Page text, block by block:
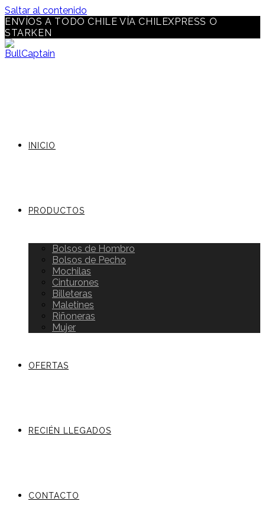
Saltar al contenido
ENVÍOS A TODO CHILE VÍA CHILEXPRESS O
STARKEN
INICIO
PRODUCTOS
Bolsos de Hombro
Bolsos de Pecho
Mochilas
Cinturones
Billeteras
Maletines
Riñoneras
Mujer
OFERTAS
RECIÉN LLEGADOS
CONTACTO